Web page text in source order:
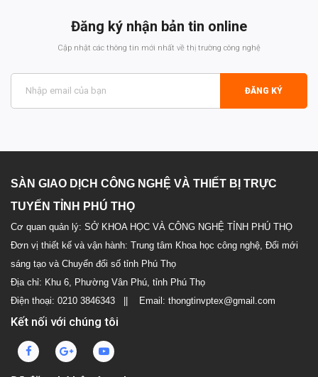
Đăng ký nhận bản tin online
Cập nhật các thông tin mới nhất về thị trường công nghệ
ĐĂNG KÝ
SÀN GIAO DỊCH CÔNG NGHỆ VÀ THIẾT BỊ TRỰC
TUYẾN TỈNH PHÚ THỌ
Cơ quan quản lý: SỞ KHOA HỌC VÀ CÔNG NGHỆ TỈNH PHÚ THỌ
Đơn vị thiết kế và vận hành: Trung tâm Khoa học công nghệ, Đổi mới
sáng tạo và Chuyển đổi số tỉnh Phú Thọ
Địa chỉ: Khu 6, Phường Vân Phú, tỉnh Phú Thọ
Điện thoại: 0210 3846343 || Email: thongtinvptex@gmail.com
Kết nối với chúng tôi